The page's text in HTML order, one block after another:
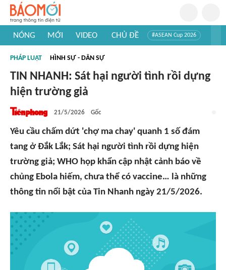
NÓNG MỚI VIDEO CHỦ ĐỀ #ASEAN Cup 2026
#Khám phá thế giới
PHÁP LUẬT HÌNH SỰ - DÂN SỰ
TIN NHANH: Sát hại người tình rồi dựng
hiện trường giả
21/5/2026 Gốc
Yêu cầu chấm dứt 'chợ ma chay' quanh 1 số đám
tang ở Đắk Lắk; Sát hại người tình rồi dựng hiện
trường giả; WHO họp khẩn cập nhật cảnh báo về
chủng Ebola hiếm, chưa thể có vaccine… là những
thông tin nổi bật của Tin Nhanh ngày 21/5/2026.